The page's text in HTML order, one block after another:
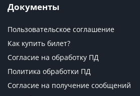
Документы
Пользовательское соглашение
Как купить билет?
Согласие на обработку ПД
Политика обработки ПД
Согласие на получение сообщений